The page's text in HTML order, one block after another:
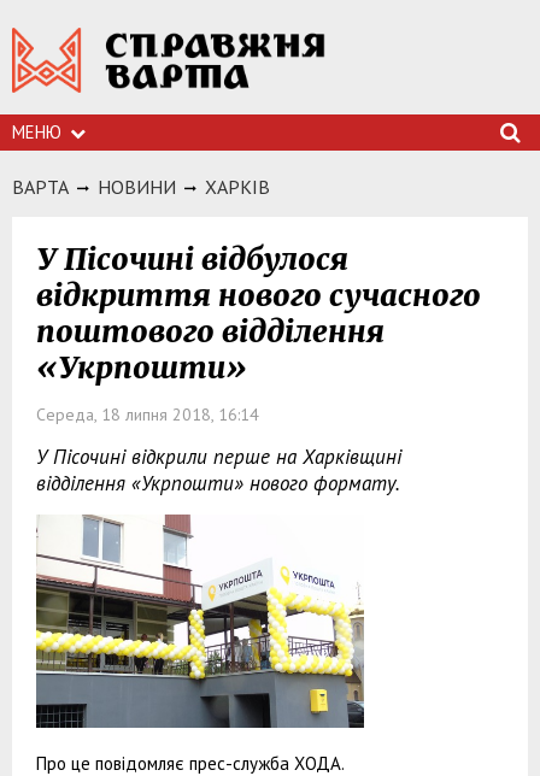
МЕНЮ
ВАРТА НОВИНИ ХАРКIВ
У Пісочині відбулося
відкриття нового сучасного
поштового відділення
«Укрпошти»
Середа, 18 липня 2018, 16:14
У Пісочині відкрили перше на Харківщині
відділення «Укрпошти» нового формату.
Про це повідомляє прес-служба ХОДА.